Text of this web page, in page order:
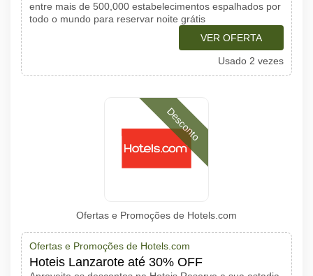
entre mais de 500,000 estabelecimentos espalhados por
todo o mundo para reservar noite grátis
VER OFERTA
Usado 2 vezes
Desconto
Ofertas e Promoções de Hotels.com
Ofertas e Promoções de Hotels.com
Hoteis Lanzarote até 30% OFF